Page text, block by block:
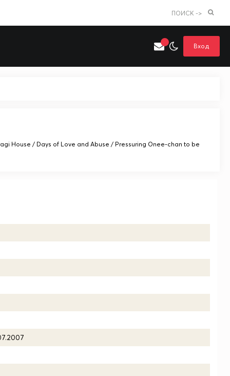
Аниме Хентай
ПОИСК ->
Вход
House / Days of Love and Abuse / Pressuring Onee-chan to be